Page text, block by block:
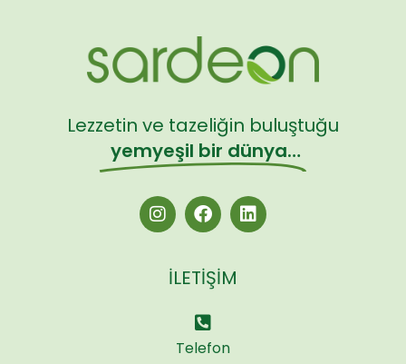
Lezzetin ve tazeliğin buluştuğu
yemyeşil bir dünya…
İLETIŞIM
Telefon